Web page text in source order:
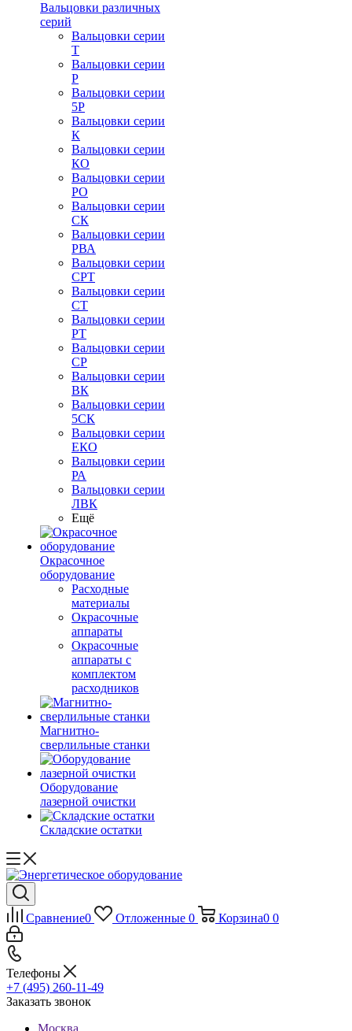
Вальцовки различных
серий
Вальцовки серии
Т
Вальцовки серии
Р
Вальцовки серии
5Р
Вальцовки серии
К
Вальцовки серии
КО
Вальцовки серии
РО
Вальцовки серии
СК
Вальцовки серии
РВА
Вальцовки серии
СРТ
Вальцовки серии
СТ
Вальцовки серии
РТ
Вальцовки серии
СР
Вальцовки серии
ВК
Вальцовки серии
5СК
Вальцовки серии
ЕКО
Вальцовки серии
РА
Вальцовки серии
ЛВК
Ещё
Окрасочное
оборудование
Расходные
материалы
Окрасочные
аппараты
Окрасочные
аппараты с
комплектом
расходников
Магнитно-
сверлильные станки
Оборудование
лазерной очистки
Складские остатки
Сравнение0 Отложенные 0 Корзина0 0
Телефоны
+7 (495) 260-11-49
Заказать звонок
Москва